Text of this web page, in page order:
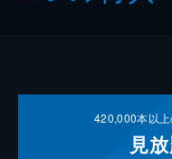
420,000本以
見